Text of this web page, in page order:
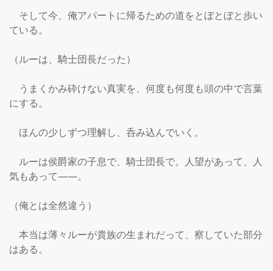
そして今、俺アパートに帰るための道をとぼとぼと歩い
ている。
（ルーは、騎士団長だった）
うまくかみ砕けない真実を、何度も何度も頭の中で言葉
にする。
ほんの少しずつ理解し、呑み込んでいく。
ルーは侯爵家の子息で、騎士団長で。人望があって、人
気もあって――。
（俺とは全然違う）
本当は薄々ルーが貴族の生まれだって、察していた部分
はある。